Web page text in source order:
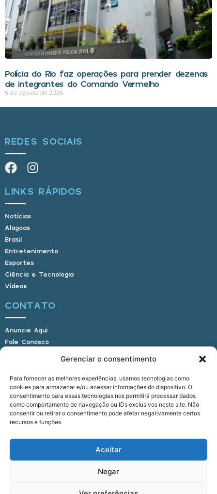
Gerenciar o consentimento
Para fornecer as melhores experiências, usamos tecnologias como
cookies para armazenar e/ou acessar informações do dispositivo. O
consentimento para essas tecnologias nos permitirá processar dados
como comportamento de navegação ou IDs exclusivos neste site. Não
consentir ou retirar o consentimento pode afetar negativamente certos
recursos e funções.
Aceitar
Negar
Polícia do Rio faz operações para prender dezenas
de integrantes do Comando Vermelho
5 de agosto de 2026
REDES SOCIAIS
LINKS RÁPIDOS
Notícias
Alagoas
Brasil
Entretenimento
Esportes
Ciência e Tecnologia
Vídeos
CONTATO
Anuncie Aqui
Fale Conosco
E-mail: alagoasbrasilnoticias@gmail.com
Telefone: (82) 9 9691-0391 (Whatsapp)
Responsável Técnico: Crysthyan Carlos
Rua do Sau - Centro - Anadia - AL - CEP:
© 2022 - 2026 Alagoas Brasil Notícias. Todos os
direitos reservados.